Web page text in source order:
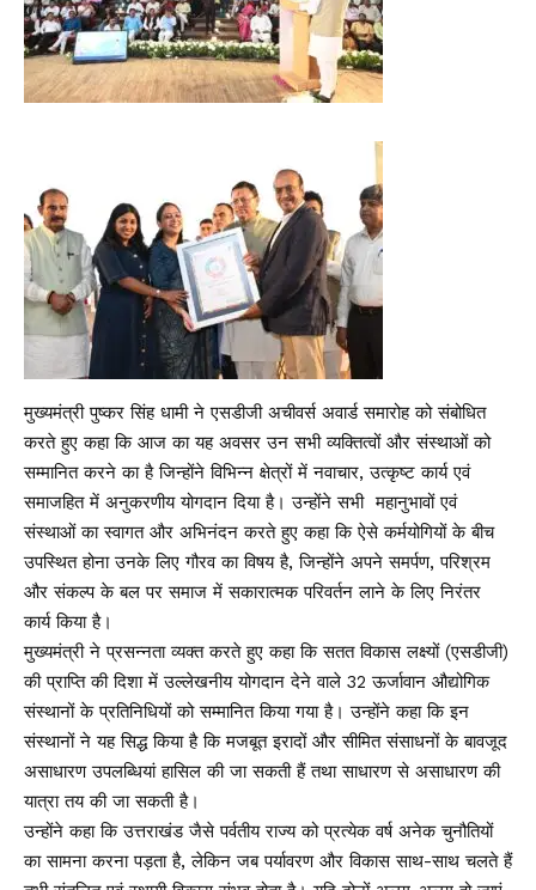
मुख्यमंत्री पुष्कर सिंह धामी ने एसडीजी अचीवर्स अवार्ड समारोह को संबोधित
करते हुए कहा कि आज का यह अवसर उन सभी व्यक्तित्वों और संस्थाओं को
सम्मानित करने का है जिन्होंने विभिन्न क्षेत्रों में नवाचार, उत्कृष्ट कार्य एवं
समाजहित में अनुकरणीय योगदान दिया है। उन्होंने सभी महानुभावों एवं
संस्थाओं का स्वागत और अभिनंदन करते हुए कहा कि ऐसे कर्मयोगियों के बीच
उपस्थित होना उनके लिए गौरव का विषय है, जिन्होंने अपने समर्पण, परिश्रम
और संकल्प के बल पर समाज में सकारात्मक परिवर्तन लाने के लिए निरंतर
कार्य किया है।
मुख्यमंत्री ने प्रसन्नता व्यक्त करते हुए कहा कि सतत विकास लक्ष्यों (एसडीजी)
की प्राप्ति की दिशा में उल्लेखनीय योगदान देने वाले 32 ऊर्जावान औद्योगिक
संस्थानों के प्रतिनिधियों को सम्मानित किया गया है। उन्होंने कहा कि इन
संस्थानों ने यह सिद्ध किया है कि मजबूत इरादों और सीमित संसाधनों के बावजूद
असाधारण उपलब्धियां हासिल की जा सकती हैं तथा साधारण से असाधारण की
यात्रा तय की जा सकती है।
उन्होंने कहा कि उत्तराखंड जैसे पर्वतीय राज्य को प्रत्येक वर्ष अनेक चुनौतियों
का सामना करना पड़ता है, लेकिन जब पर्यावरण और विकास साथ-साथ चलते हैं